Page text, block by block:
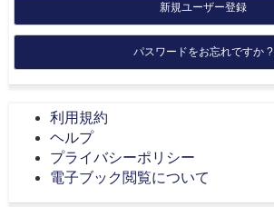
新規ユーザー登録
パスワードをお忘れですか ?
利用規約
ヘルプ
プライバシーポリシー
電子ブック閲覧について